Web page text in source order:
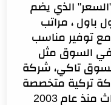
مراعاة النقاط
الذي يضم
باول ، مراتب
مع توفير مناسب
في السوق مثل
تاكي، شركة
تركية متخصصة
في صناعة وتجارة المراتب والأثاث منذ عام 2003